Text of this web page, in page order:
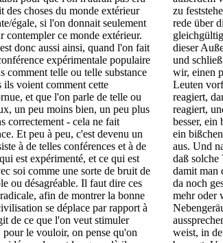
des choses du monde extérieur
égale, si l'on donnait seulement
contempler ce monde extérieur.
donc aussi ainsi, quand l'on fait
expérimentale populaire
comment telle ou telle substance
ils voient comment cette
et que l'on parle de telle ou
un peu moins bien, un peu plus
correctement - cela ne fait
Et peu à peu, c'est devenu un
à de telles conférences et à de
est expérimenté, et ce qui est
soi comme une sorte de bruit de
ou désagréable. Il faut dire ces
afin de montrer la bonne
se déplace par rapport à
de ce que l'on veut stimuler
le vouloir, on pense qu'on
zu
rede über
dieser
und
wir, einen
Leuten
reagiert,
reagiert,
besser, ein
ein
aus. Und
daß solche
damit man
da noch
mehr oder
weist, in